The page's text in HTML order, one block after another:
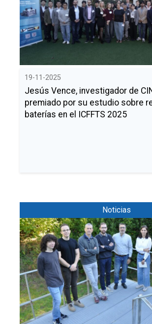
Contribuciones a
Tesis
Spin offs
Divulgación científica
Alerta verde
Noticias
Eventos
Prensa
Igualdad
Política de Igualdad
Buscar
Twitter
19-11-2025
Jesús Vence, investigador de
premiado por su estudio sobre
baterías en el ICFFTS 2025
Noticias